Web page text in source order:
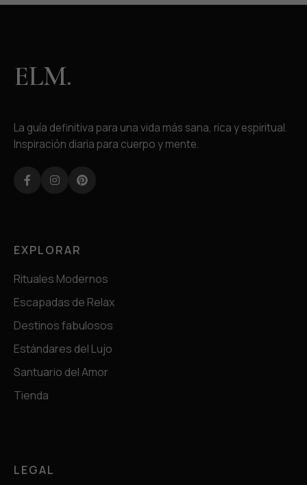
ELM.
La guía definitiva para una vida más sana, rica y espiritual.
Inspiración diaria para cuerpo y mente.
Facebook
InstagramPinterest
EXPLORAR
Rituales Modernos
Escapadas de Relax
Destinos fabulosos
Estándares del Lujo
Santuario del Amor
Tienda
LEGAL